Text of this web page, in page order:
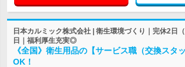
日本カルミック株式会社 | 衛生環境づくり｜完休2日
日｜福利厚生充実◎
《全国》衛生用品の【サービス職（交換スタ
OK！